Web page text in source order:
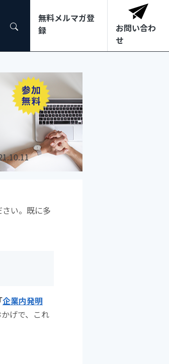
無料メルマガ登
録
お問い合わ
せ
さい。既に多
「企業内発明
げで、これ